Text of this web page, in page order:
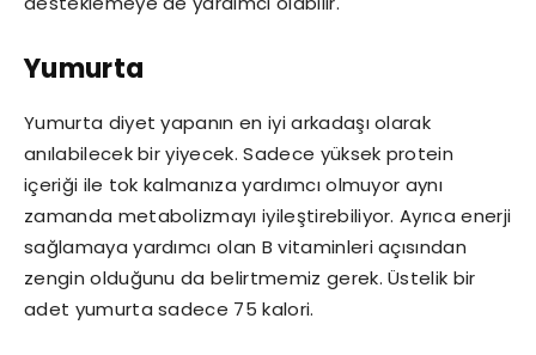
Yumurta
Yumurta diyet yapanın en iyi arkadaşı olarak
anılabilecek bir yiyecek. Sadece yüksek protein
içeriği ile tok kalmanıza yardımcı olmuyor aynı
zamanda metabolizmayı iyileştirebiliyor. Ayrıca enerji
sağlamaya yardımcı olan B vitaminleri açısından
zengin olduğunu da belirtmemiz gerek. Üstelik bir
adet yumurta sadece 75 kalori.